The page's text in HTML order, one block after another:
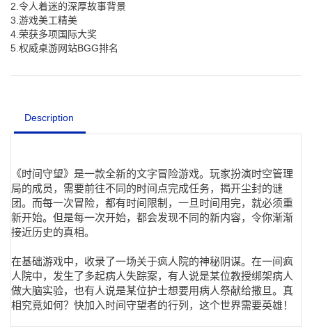
2.令人着迷的深厚故事背景
3.游戏美工精美
4.荣获多项国际大奖
5.权威桌游网站BGG排名
Description
《时间守望》是一款全新的文字冒险游戏。玩家扮演时空管理
局的成员，需要前往不同的时间点完成任务，揭开尘封的谜
团。而每一次冒险，都有时间限制，一旦时间用完，就必须重
新开始。但是每一次开始，都会发现不同的新内容，令你渐渐
接近历史的真相。
在基础游戏中，收录了一场关于疯人院的神秘阴谋。在一间疯
人院中，发生了多起病人失踪案，有人说是某位教授绑架病人
做大脑实验，也有人说是某位护士想要用病人祭献给撒旦。真
相究竟如何？快加入时间守望者的行列，这个世界需要英雄！